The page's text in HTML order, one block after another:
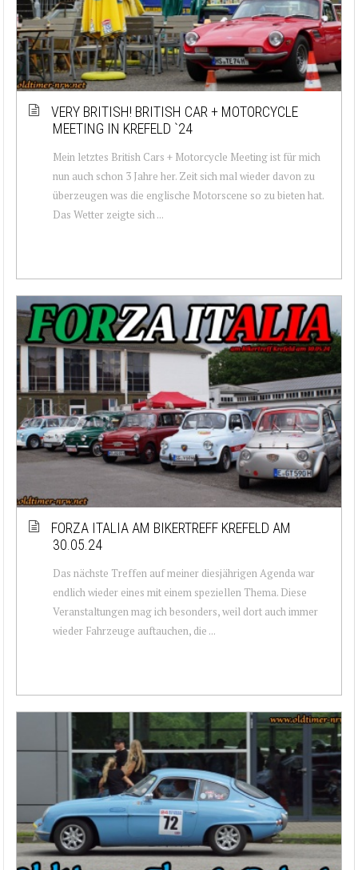
VERY BRITISH! BRITISH CAR + MOTORCYCLE
MEETING IN KREFELD `24
Mein letztes British Cars + Motorcycle Meeting ist für mich
nun auch schon 3 Jahre her. Zeit sich mal wieder davon zu
überzeugen was die englische Motorscene so zu bieten hat.
Das Wetter zeigte sich ...
FORZA ITALIA AM BIKERTREFF KREFELD AM
30.05.24
Das nächste Treffen auf meiner diesjährigen Agenda war
endlich wieder eines mit einem speziellen Thema. Diese
Veranstaltungen mag ich besonders, weil dort auch immer
wieder Fahrzeuge auftauchen, die ...